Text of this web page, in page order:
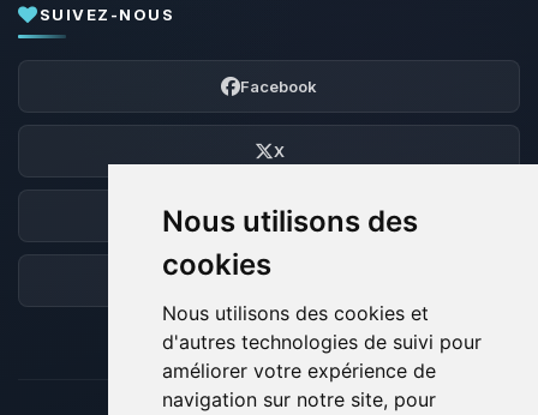
Nous utilisons des
cookies
Nous utilisons des cookies et
d'autres technologies de suivi pour
améliorer votre expérience de
navigation sur notre site, pour
SUIVEZ-NOUS
Facebook
X
Discord
Forum